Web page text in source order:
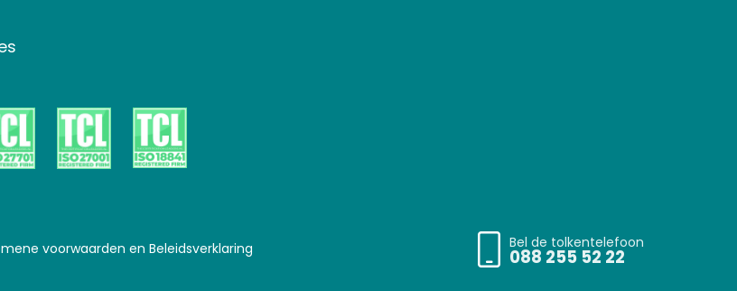
voorwaarden en Beleidsverklaring Bel de tolkentelefoon